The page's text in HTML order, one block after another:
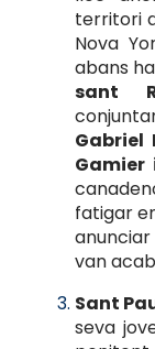
territori
Nova
abans
sant
Gabriel
Gamier
fatigar
van
Sant
seva